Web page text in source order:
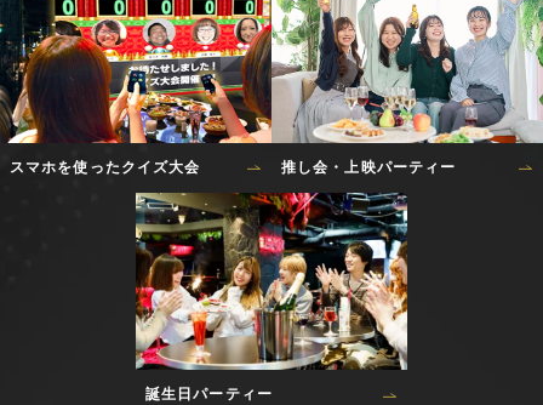
スマホを使ったクイズ大会 推し会・上映パーティー
誕生日パーティー